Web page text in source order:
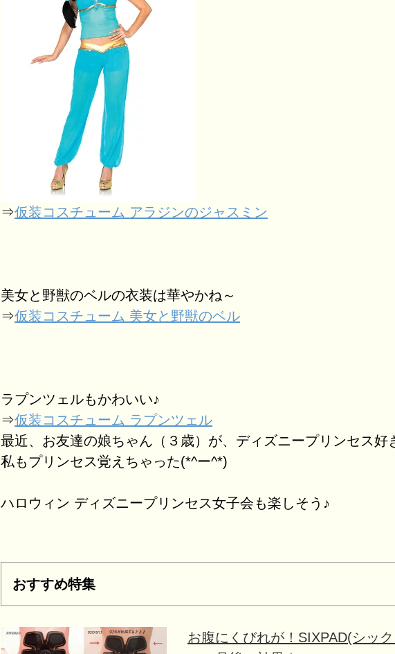
⇒仮装コスチューム アラジンのジャスミン
美女と野獣のベルの衣装は華やかね～
⇒仮装コスチューム 美女と野獣のベル
ラプンツェルもかわいい♪
⇒仮装コスチューム ラプンツェル
最近、お友達の娘ちゃん（３歳）が、ディズニープリンセス好
私もプリンセス覚えちゃった(*^ー^*)
ハロウィン ディズニープリンセス女子会も楽しそう♪
おすすめ特集
お腹にくびれが！SIXPAD(シッ